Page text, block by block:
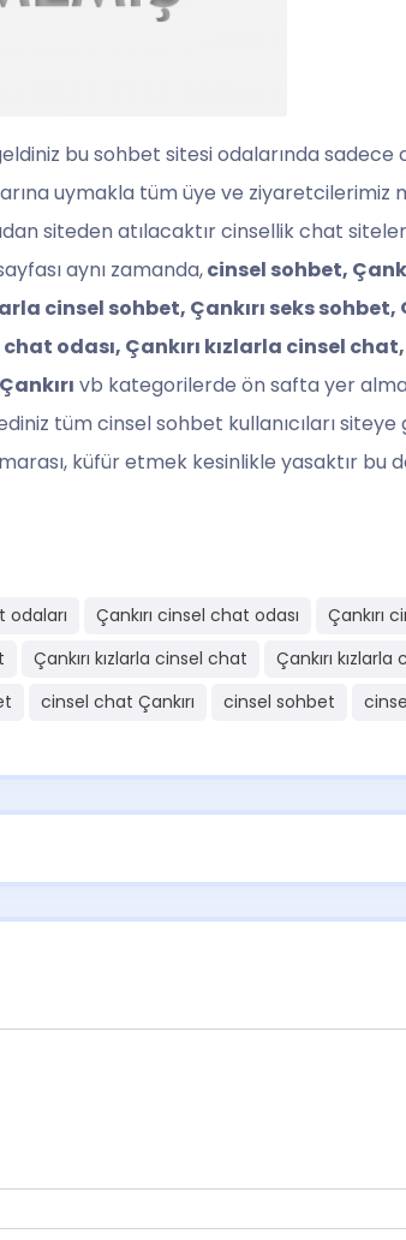
bu sohbet sitesi odalarında
uymakla tüm üye ve
siteden atılacaktır cinsellik chat
aynı zamanda,cinsel sohbet,
cinsel sohbet, Çankırı seks sohbet,
odası, Çankırı kızlarla cinsel
vb kategorilerde ön safta yer
tüm cinsel sohbet kullanıcıları
küfür etmek kesinlikle yasaktır bu
odaları Çankırı cinsel chat odası Çankırı
Çankırı kızlarla cinsel chat Çankırı
cinsel chat Çankırı cinsel sohbet